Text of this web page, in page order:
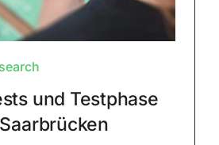
und Testphase